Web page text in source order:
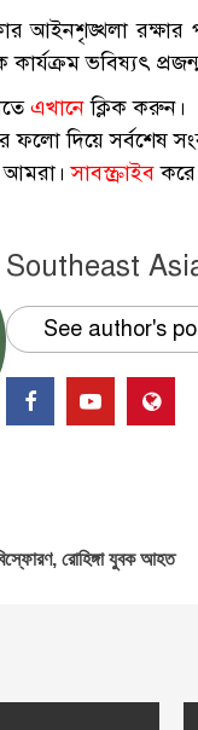
আইনশৃঙ্খলা
ভবিষ্যৎ
এখানে ক্লিক করুন।
ফলো দিয়ে সর্বশেষ
সাবস্ক্রাইব
Southeast
See author's
রোহিঙ্গা যুবক আহত